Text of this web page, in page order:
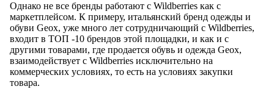
Однако не все бренды работают с Wildberries как с
маркетплейсом. К примеру, итальянский бренд одежды и
обуви Geox, уже много лет сотрудничающий с Wildberries,
входит в ТОП -10 брендов этой площадки, и как и с
другими товарами, где продается обувь и одежда Geox,
взаимодействует с Wildberries исключительно на
коммерческих условиях, то есть на условиях закупки
товара.